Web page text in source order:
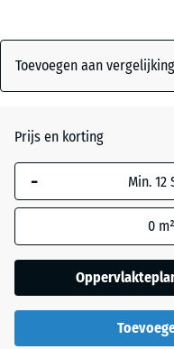
blauw omlijnde
afmeting wordt
(tenzij anders
aangegeven in de
50
cm
|
0,25
Toevoegen aan vergelijking
Prijs en korting
-
0 m²